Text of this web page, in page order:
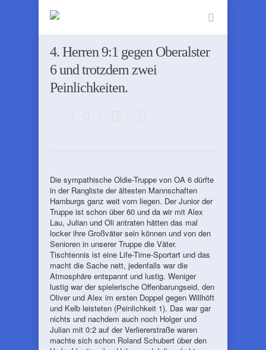
4. Herren 9:1 gegen Oberalster
6 und trotzdem zwei
Peinlichkeiten.
Die sympathische Oldie-Truppe von OA 6 dürfte
in der Rangliste der ältesten Mannschaften
Hamburgs ganz weit vorn liegen. Der Junior der
Truppe ist schon über 60 und da wir mit Alex
Lau, Julian und Oli antraten hätten das mal
locker ihre Großväter sein können und von den
Senioren in unserer Truppe die Väter.
Tischtennis ist eine Life-Time-Sportart und das
macht die Sache nett, jedenfalls war die
Atmosphäre entspannt und lustig. Weniger
lustig war der spielerische Offenbarungseid, den
Oliver und Alex im ersten Doppel gegen Willhöft
und Kelb leisteten (Peinlichkeit 1). Das war gar
nichts und nachdem auch noch Holger und
Julian mit 0:2 auf der Verliererstraße waren
machte sich schon Roland Schubert über den